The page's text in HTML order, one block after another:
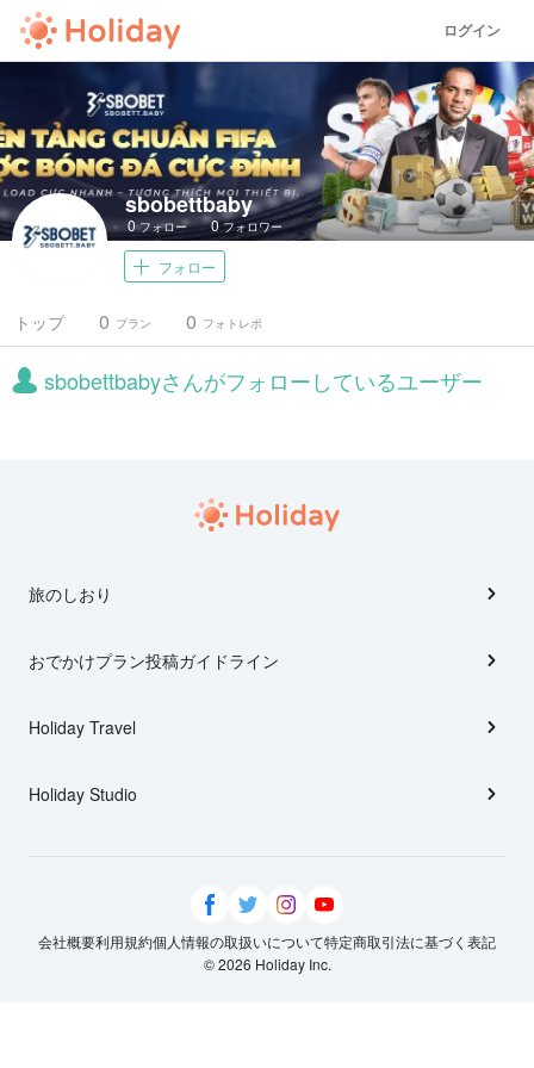
ログイン
sbobettbaby
0フォロー 0フォロワー
フォロー
トップ プラン
0 フォトレポ
0
sbobettbabyさんがフォローしているユーザー
旅のしおり
おでかけプラン投稿ガイドライン
Holiday Travel
Holiday Studio
会社概要利用規約個人情報の取扱いについて特定商取引法に基づく表記
© 2026 Holiday Inc.